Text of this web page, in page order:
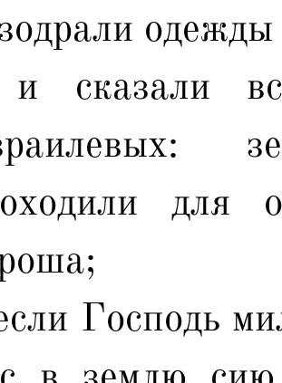
одежды
сказали
для
Господь